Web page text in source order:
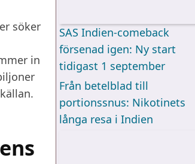
söker
in
SAS Indien-comeback
försenad igen: Ny start
tidigast 1 september
Från betelblad till
portionssnus: Nikotinets
långa resa i Indien